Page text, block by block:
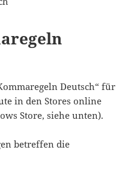
Deutsch“ für
in den Stores online
Store, siehe unten).
betreffen die